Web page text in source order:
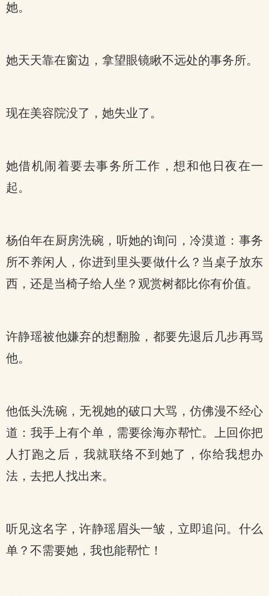
她。
她天天靠在窗边，拿望眼镜瞅不远处的事务所。
现在美容院没了，她失业了。
她借机闹着要去事务所工作，想和他日夜在一
起。
杨伯年在厨房洗碗，听她的询问，冷漠道：事务
所不养闲人，你进到里头要做什么？当桌子放东
西，还是当椅子给人坐？观赏树都比你有价值。
许静瑶被他嫌弃的想翻脸，都要先退后几步再骂
他。
他低头洗碗，无视她的破口大骂，仿佛漫不经心
道：我手上有个单，需要徐海亦帮忙。上回你把
人打跑之后，我就联络不到她了，你给我想办
法，去把人找出来。
听见这名字，许静瑶眉头一皱，立即追问。什么
单？不需要她，我也能帮忙！